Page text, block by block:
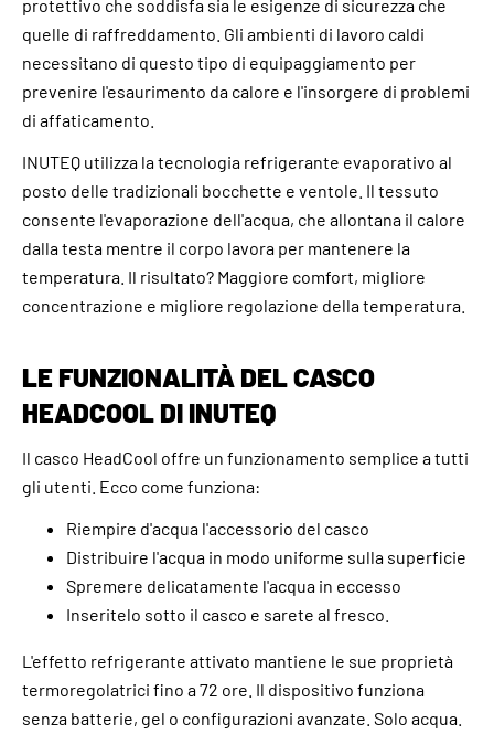
protettivo che soddisfa sia le esigenze di sicurezza che
quelle di raffreddamento. Gli ambienti di lavoro caldi
necessitano di questo tipo di equipaggiamento per
prevenire l'esaurimento da calore e l'insorgere di problemi
di affaticamento.
INUTEQ utilizza la tecnologia refrigerante evaporativo al
posto delle tradizionali bocchette e ventole. Il tessuto
consente l'evaporazione dell'acqua, che allontana il calore
dalla testa mentre il corpo lavora per mantenere la
temperatura. Il risultato? Maggiore comfort, migliore
concentrazione e migliore regolazione della temperatura.
LE FUNZIONALITÀ DEL CASCO
HEADCOOL DI INUTEQ
Il casco HeadCool offre un funzionamento semplice a tutti
gli utenti. Ecco come funziona:
Riempire d'acqua l'accessorio del casco
Distribuire l'acqua in modo uniforme sulla superficie
Spremere delicatamente l'acqua in eccesso
Inseritelo sotto il casco e sarete al fresco.
L'effetto refrigerante attivato mantiene le sue proprietà
termoregolatrici fino a 72 ore. Il dispositivo funziona
senza batterie, gel o configurazioni avanzate. Solo acqua.